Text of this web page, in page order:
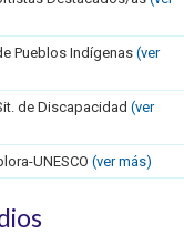
Pueblos Indígenas (ver
de Discapacidad (ver
UNESCO (ver más)